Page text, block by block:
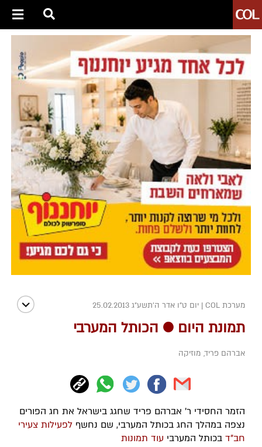
מערכת COL | יום ט"ו אדר ה׳תשע״ג 25.02.2013
תמונת היום ● הכותל המערבי
אברהם פריד, מוזיקה
הזמר החסידי ר' אברהם פריד שחגג בישראל את חג הפורים
נצפה במהלך החג בכותל המערבי, שם נחשף לפעילות צעירי
חב"דבכותל המערבי עוד תמונות